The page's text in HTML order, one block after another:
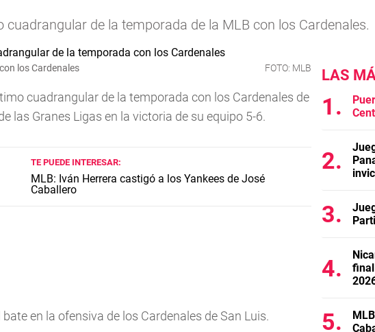
de la temporada de la MLB con los Cardenales.
los Cardenales FOTO: MLB
cuadrangular de la temporada con los Cardenales de
las Granes Ligas en la victoria de su equipo 5-6.
TE PUEDE INTERESAR:
MLB: Iván Herrera castigó a los Yankees de José
Caballero
en la ofensiva de los Cardenales de San Luis.
LAS